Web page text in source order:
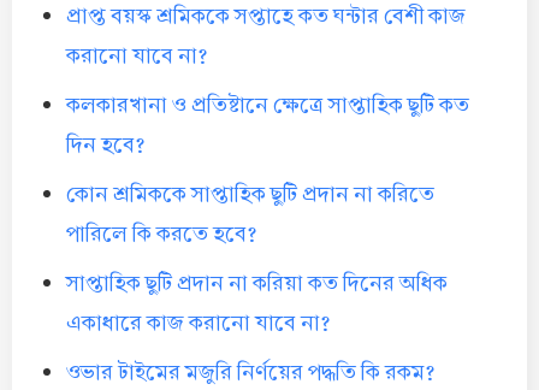
প্রাপ্ত বয়স্ক শ্রমিককে সপ্তাহে কত ঘন্টার বেশী কাজ
করানো যাবে না?
কলকারখানা ও প্রতিষ্টানে ক্ষেত্রে সাপ্তাহিক ছুটি কত
দিন হবে?
কোন শ্রমিককে সাপ্তাহিক ছুটি প্রদান না করিতে
পারিলে কি করতে হবে?
সাপ্তাহিক ছুটি প্রদান না করিয়া কত দিনের অধিক
একাধারে কাজ করানো যাবে না?
ওভার টাইমের মজুরি নির্ণয়ের পদ্ধতি কি রকম?